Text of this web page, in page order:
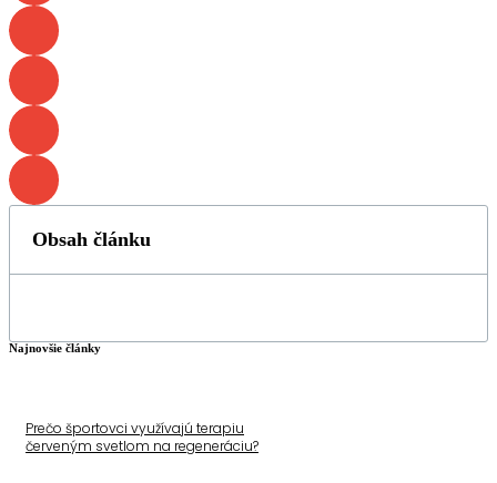
Obsah článku
Najnovšie články
Prečo športovci využívajú terapiu
červeným svetlom na regeneráciu?